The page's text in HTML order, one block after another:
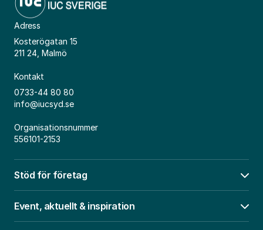
Adress
Kosterögatan 15
211 24, Malmö
Kontakt
0733-44 80 80
info@iucsyd.se
Organisationsnummer
556101-2153
Stöd för företag
Event, aktuellt & inspiration